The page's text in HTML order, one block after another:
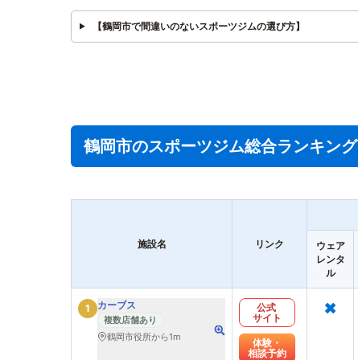
【鶴岡市で間違いのないスポーツジムの選び方】
鶴岡市のスポーツジム総合ランキング
施設名 リンク
ウェア
レンタ
ル
1 カーブス
複数店舗あり
鶴岡市役所から1m
公式
サイト
体験・
相談予約
×